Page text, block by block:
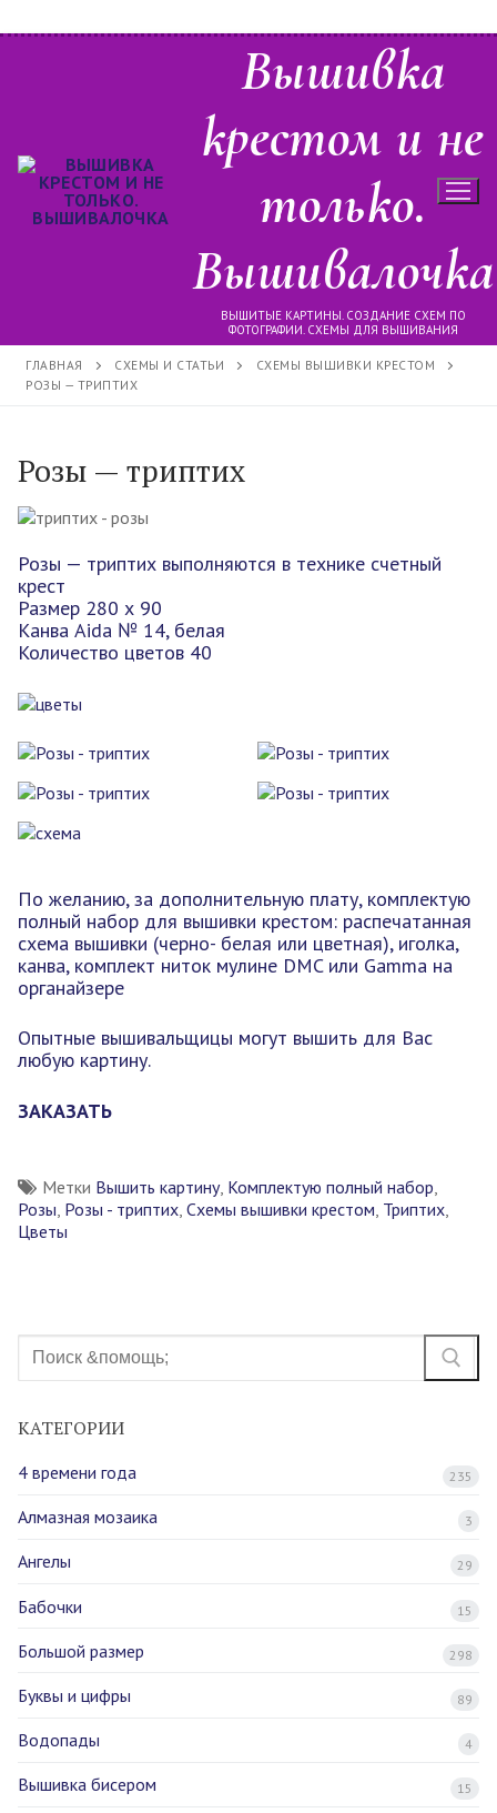
Перейти
Вышивка
крестом и не
только.
Вышивалочка
ВЫШИТЫЕ КАРТИНЫ. СОЗДАНИЕ СХЕМ ПО
ФОТОГРАФИИ. СХЕМЫ ДЛЯ ВЫШИВАНИЯ
ГЛАВНАЯ СХЕМЫ И СТАТЬИ
СХЕМЫ ВЫШИВКИ КРЕСТОМ
РОЗЫ — ТРИПТИХ
Розы — триптих
Розы — триптих выполняются в технике счетный
крест
Размер 280 х 90
Канва Aida № 14, белая
Количество цветов 40
По желанию, за дополнительную плату, комплектую
полный набор для вышивки крестом: распечатанная
схема вышивки (черно- белая или цветная), иголка,
канва, комплект ниток мулине DMC или Gamma на
органайзере
Опытные вышивальщицы могут вышить для Вас
любую картину.
ЗАКАЗАТЬ
Метки Вышить картину, Комплектую полный набор
Розы Розы - триптих Схемы вышивки крестом Триптих
Цветы
Найти:
КАТЕГОРИИ
4 времени года 235
Алмазная мозаика 3
Ангелы 29
Бабочки 15
Большой размер 298
Буквы и цифры 89
Водопады 4
Вышивка бисером 15